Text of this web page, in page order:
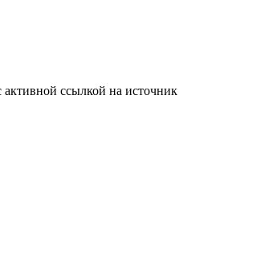
активной ссылкой на источник